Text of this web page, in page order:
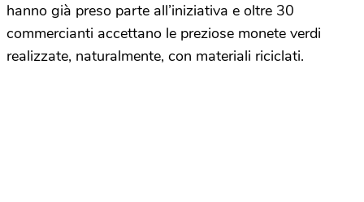
hanno già preso parte all’iniziativa e oltre 30
commercianti accettano le preziose monete verdi
realizzate, naturalmente, con materiali riciclati.